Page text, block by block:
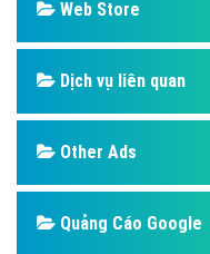
Design
SEO
Banner